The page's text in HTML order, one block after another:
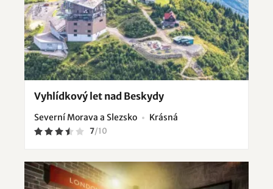
Vyhlídkový let nad Beskydy
Severní Morava a Slezsko Krásná
7/10